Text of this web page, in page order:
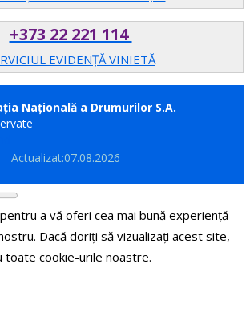
+373 22 221 114
EVIDENȚĂ VINIETĂ
Națională a Drumurilor S.A.
Actualizat:07.08.2026
a vă oferi cea mai bună experiență
Dacă doriți să vizualizați acest site,
toate cookie-urile noastre.